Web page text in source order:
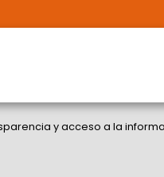
y acceso a la